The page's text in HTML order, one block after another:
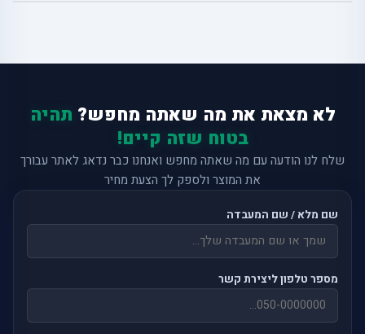
לא מצאת את מה שאתה מחפש? תהיה
בטוח שזה קיים!
שלח לנו הודעה עם מה שאתה מחפש ואנחנו כבר נדאג לאתר עבורך
את המוצר ולספק לך הצעת מחיר
שם מלא / שם המעבדה
מספר טלפון ליצירת קשר